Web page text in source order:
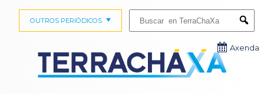
OUTROS PERIÓDICOS
Axenda